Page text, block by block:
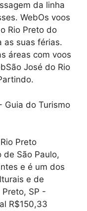
da linha
WebOs voos
Rio Preto do
as suas férias.
áreas com voos
José do Rio
Preto
São Paulo,
e é um dos
e de
Preto, SP -
R$150,33